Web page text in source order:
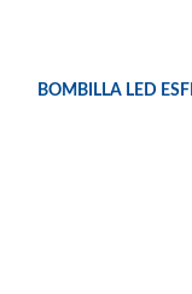
BOMBILLA LED